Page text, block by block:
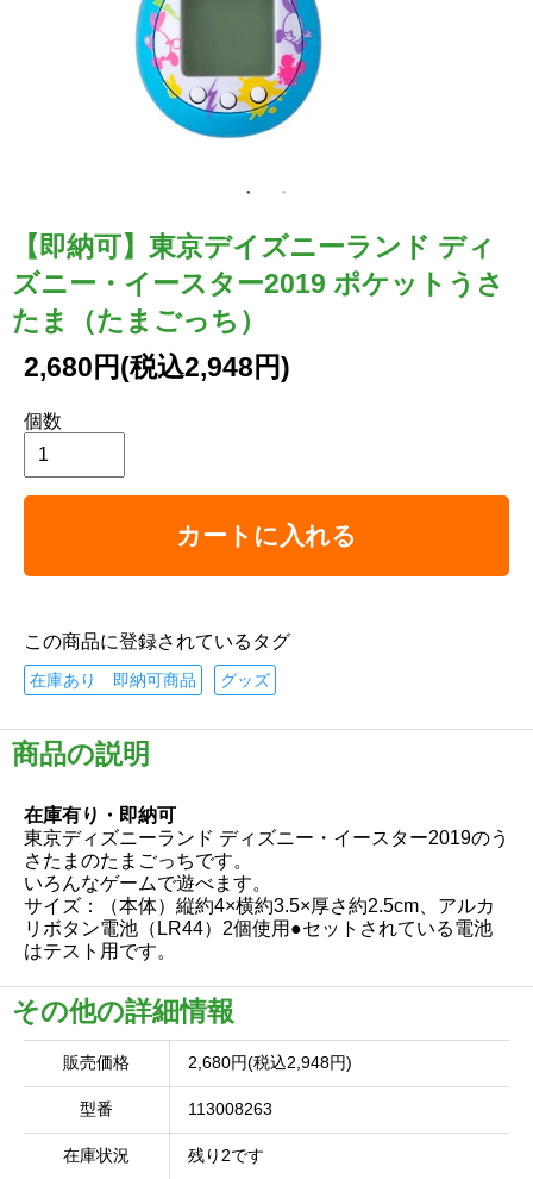
【即納可】東京デイズニーランド ディ
ズニー・イースター2019 ポケットうさ
たま（たまごっち）
2,680円(税込2,948円)
個数
カートに入れる
この商品に登録されているタグ
在庫あり 即納可商品 グッズ
商品の説明
在庫有り・即納可
東京ディズニーランド ディズニー・イースター2019のう
さたまのたまごっちです。
いろんなゲームで遊べます。
サイズ：（本体）縦約4×横約3.5×厚さ約2.5cm、アルカ
リボタン電池（LR44）2個使用●セットされている電池
はテスト用です。
その他の詳細情報
販売価格 2,680円(税込2,948円)
型番 113008263
在庫状況 残り2です